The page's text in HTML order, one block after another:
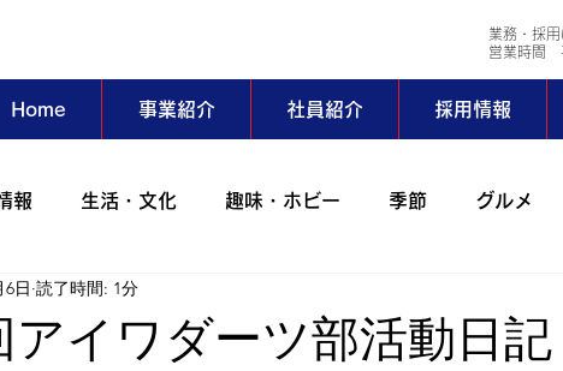
業務・採
営業時間
Home 事業紹介 社員紹介 採用情報
報 生活・文化 趣味・ホビー 季節 グルメ
会社行事
イワダーツ部活動日記
6日 読了時間: 1分